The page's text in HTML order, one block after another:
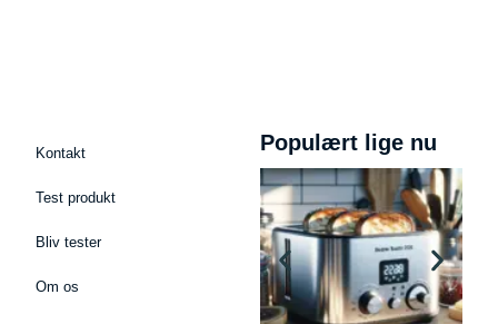
Kontakt
Test produkt
Bliv tester
Om os
Populært lige nu